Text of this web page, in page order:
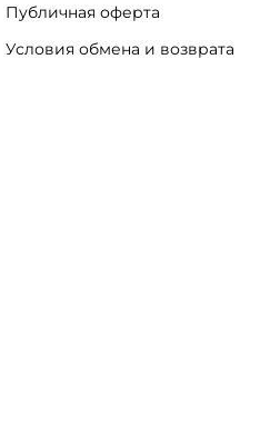
Публичная оферта
Условия обмена и возврата